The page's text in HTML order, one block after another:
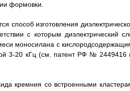
формовки.
способ изготовления
с которым диэлектрический
моносилана с
3-20 кГц (см. патент РФ № 2449416
кремния со встроенными